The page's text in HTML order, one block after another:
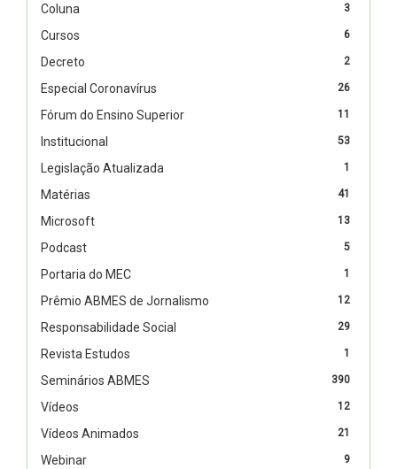
3
Coluna
6
Cursos
2
Decreto
26
Especial Coronavírus
11
Fórum do Ensino Superior
53
Institucional
1
Legislação Atualizada
41
Matérias
13
Microsoft
5
Podcast
1
Portaria do MEC
12
Prêmio ABMES de Jornalismo
29
Responsabilidade Social
1
Revista Estudos
390
Seminários ABMES
12
Vídeos
21
Vídeos Animados
9
Webinar